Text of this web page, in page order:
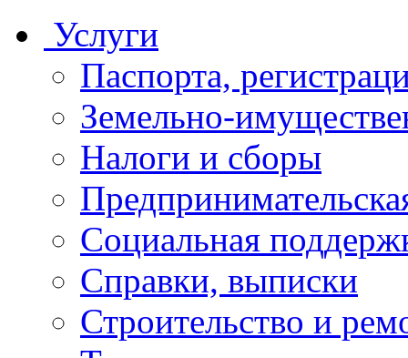
Услуги
Паспорта,
Земельно-
Налоги и сборы
Социальная
Справки, выписки
Строительство и